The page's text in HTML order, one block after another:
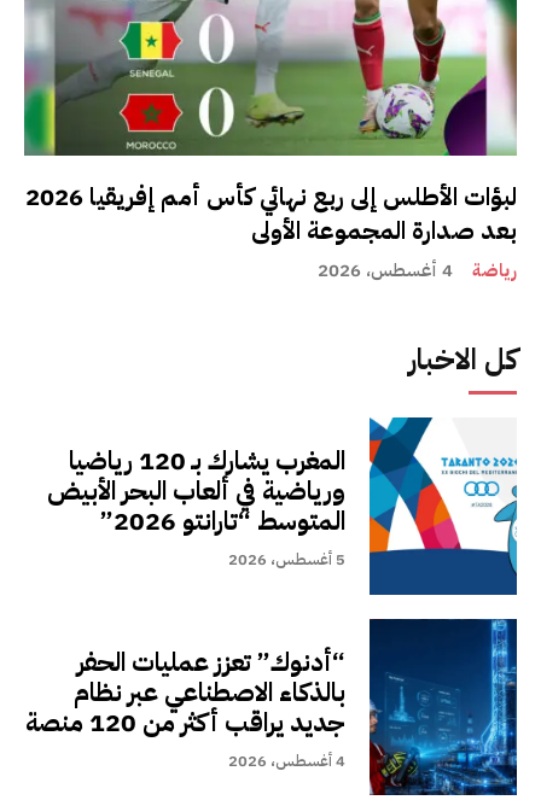
لبؤات الأطلس إلى ربع نهائي كأس أمم إفريقيا 2026
بعد صدارة المجموعة الأولى
رياضة 4 أغسطس، 2026
كل الاخبار
المغرب يشارك بـ 120 رياضيا
ورياضية في ألعاب البحر الأبيض
المتوسط “تارانتو 2026”
5 أغسطس، 2026
“أدنوك” تعزز عمليات الحفر
بالذكاء الاصطناعي عبر نظام
جديد يراقب أكثر من 120 منصة
4 أغسطس، 2026